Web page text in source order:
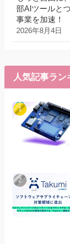
部AIツールと
事業を加速！
2026年8月4日
人気記事ラン